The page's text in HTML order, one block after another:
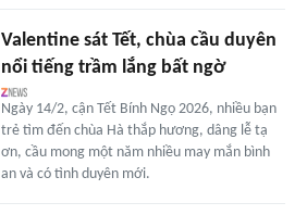
Valentine sát Tết, chùa cầu duyên
nổi tiếng trầm lắng bất ngờ
Ngày 14/2, cận Tết Bính Ngọ 2026, nhiều bạn
trẻ tìm đến chùa Hà thắp hương, dâng lễ tạ
ơn, cầu mong một năm nhiều may mắn bình
an và có tình duyên mới.